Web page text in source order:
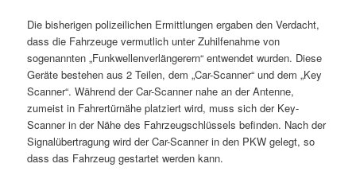
Die bisherigen polizeilichen Ermittlungen ergaben den Verdacht,
dass die Fahrzeuge vermutlich unter Zuhilfenahme von
sogenannten „Funkwellenverlängerern“ entwendet wurden. Diese
Geräte bestehen aus 2 Teilen, dem „Car-Scanner“ und dem „Key
Scanner“. Während der Car-Scanner nahe an der Antenne,
zumeist in Fahrertürnähe platziert wird, muss sich der Key-
Scanner in der Nähe des Fahrzeugschlüssels befinden. Nach der
Signalübertragung wird der Car-Scanner in den PKW gelegt, so
dass das Fahrzeug gestartet werden kann.